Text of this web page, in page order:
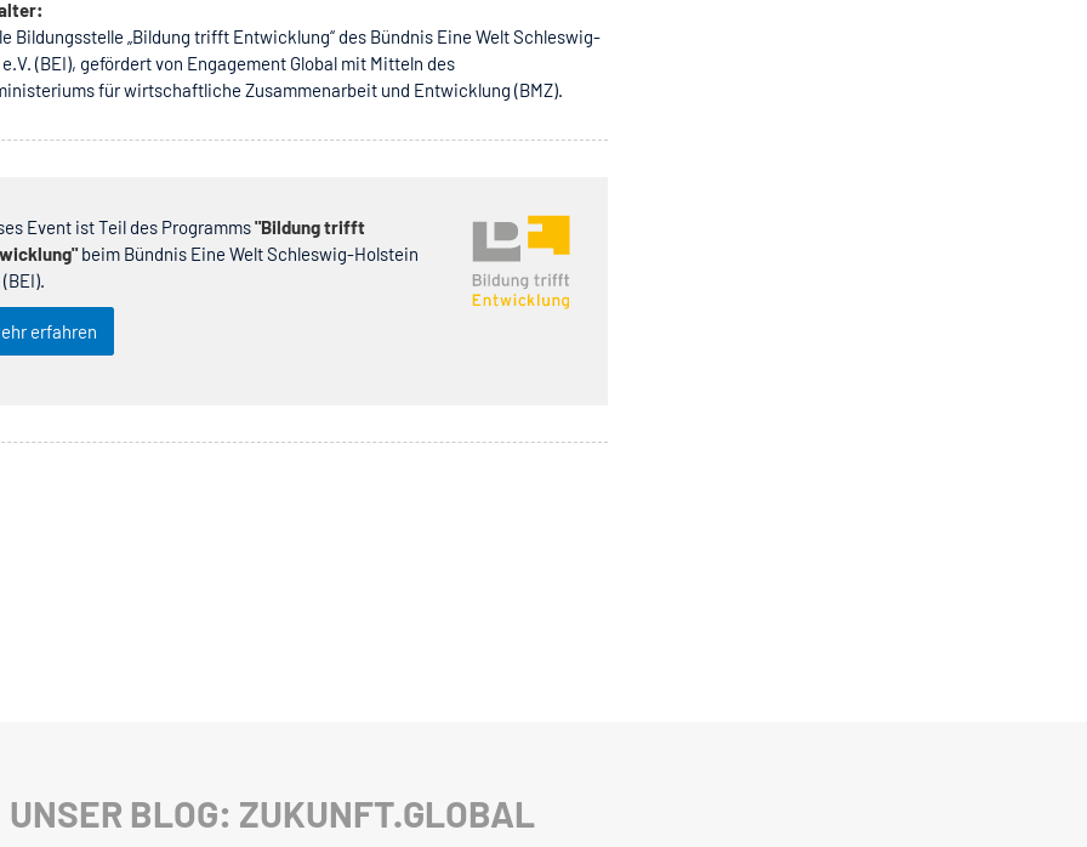
Bildungsstelle „Bildung trifft Entwicklung“ des Bündnis Eine Welt Schleswig-
(BEI), gefördert von Engagement Global mit Mitteln des
für wirtschaftliche Zusammenarbeit und Entwicklung (BMZ).
Event ist Teil des Programms"Bildung trifft
beim Bündnis Eine Welt Schleswig-Holstein
erfahren
UNSER BLOG: ZUKUNFT.GLOBAL